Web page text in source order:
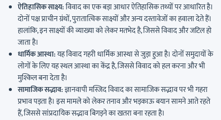
ऐतिहासिक साक्ष्य:विवाद का एक बड़ा आधार ऐतिहासिक तथ्यों पर आधारित है।
दोनों पक्ष प्राचीन ग्रंथों, पुरातात्विक साक्ष्यों और अन्य दस्तावेजों का हवाला देते हैं।
हालांकि, इन साक्ष्यों की व्याख्या को लेकर मतभेद है, जिससे विवाद और जटिल हो
जाता है।
धार्मिक आस्था:यह विवाद गहरी धार्मिक आस्था से जुड़ा हुआ है। दोनों समुदायों के
लोगों के लिए यह स्थल आस्था का केंद्र है, जिससे विवाद को हल करना और भी
मुश्किल बना देता है।
सामाजिक सद्भाव:ज्ञानवापी मस्जिद विवाद का सामाजिक सद्भाव पर भी गहरा
प्रभाव पड़ता है। इस मामले को लेकर तनाव और भड़काऊ बयान सामने आते रहते
हैं, जिससे सांप्रदायिक सद्भाव बिगड़ने का खतरा बना रहता है।